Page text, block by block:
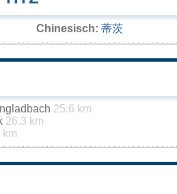
Chinesisch: 蒂茨
25.6 km
26.3 km
km